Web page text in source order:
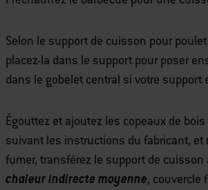
Selon le support de cuisson pour
placez-la dans le support pour poser
dans le gobelet central si votre
Égouttez et ajoutez les copeaux de
suivant les instructions du fabricant, et
fumer, transférez le support de
chaleur indirecte moyenne, couvercle